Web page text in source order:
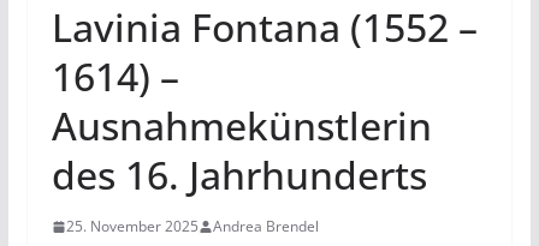
Lavinia Fontana (1552 –
1614) –
Ausnahmekünstlerin
des 16. Jahrhunderts
25. November 2025 Andrea Brendel